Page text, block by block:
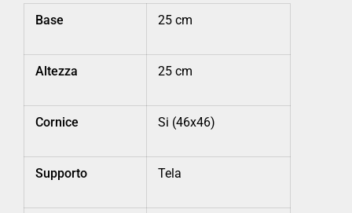
Base 25 cm
Altezza 25 cm
Cornice Si (46x46)
Supporto Tela